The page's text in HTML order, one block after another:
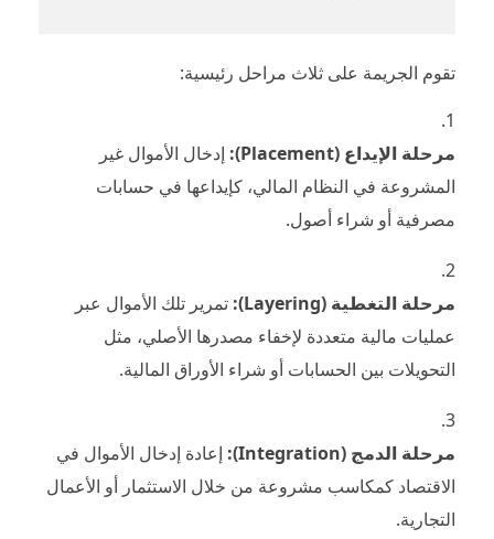
تقوم الجريمة على ثلاث مراحل رئيسية:
مرحلة الإيداع (Placement):
إدخال الأموال غير
المشروعة في النظام المالي، كإيداعها في حسابات
مصرفية أو شراء أصول.
مرحلة التغطية (Layering):
تمرير تلك الأموال عبر
عمليات مالية متعددة لإخفاء مصدرها الأصلي، مثل
التحويلات بين الحسابات أو شراء الأوراق المالية.
مرحلة الدمج (Integration):
إعادة إدخال الأموال في
الاقتصاد كمكاسب مشروعة من خلال الاستثمار أو الأعمال
التجارية.